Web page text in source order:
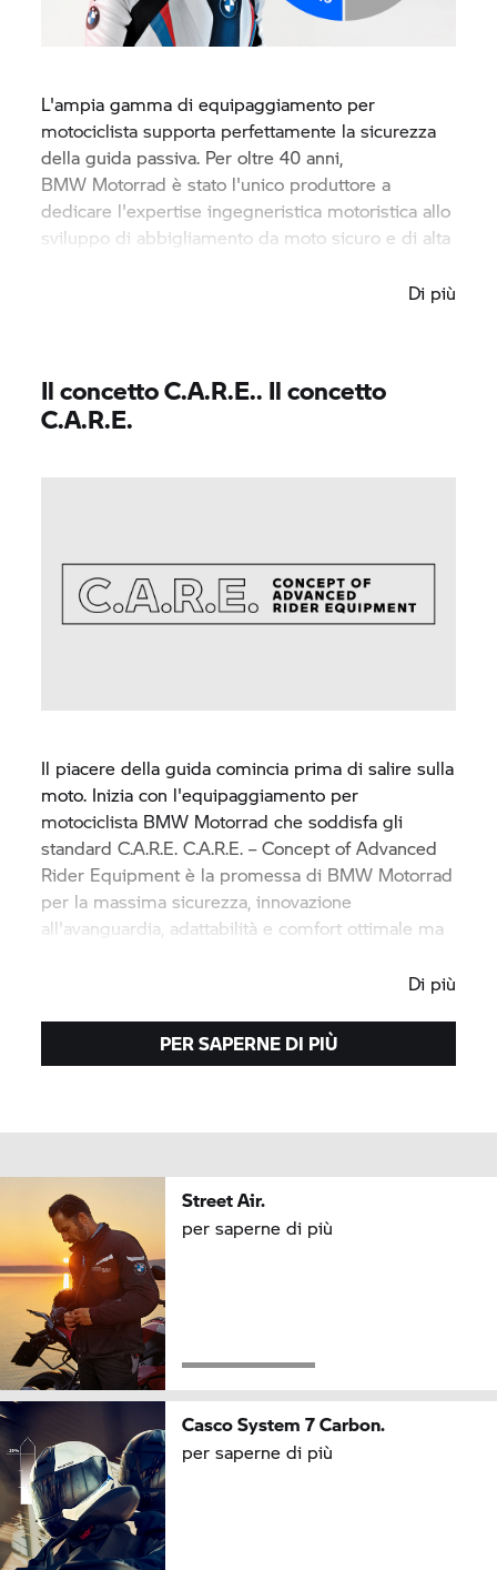
L'ampia gamma di equipaggiamento per
motociclista supporta perfettamente la sicurezza
della guida passiva. Per oltre 40 anni,
BMW Motorrad è stato l'unico produttore a
dedicare l'expertise ingegneristica motoristica allo
sviluppo di abbigliamento da moto sicuro e di alta
Di più
Il concetto C.A.R.E.. Il concetto
C.A.R.E.
Il piacere della guida comincia prima di salire sulla
moto. Inizia con l'equipaggiamento per
motociclista BMW Motorrad che soddisfa gli
standard C.A.R.E. C.A.R.E. – Concept of Advanced
Rider Equipment è la promessa di BMW Motorrad
per la massima sicurezza, innovazione
all'avanguardia, adattabilità e comfort ottimale ma
Di più
PER SAPERNE DI PIÙ
Street Air.
per saperne di più
CascoSystem 7Carbon.
per saperne di più